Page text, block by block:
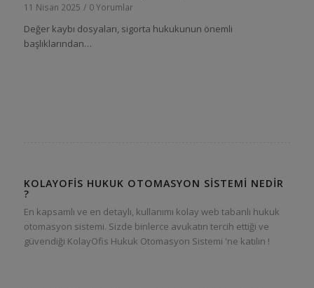
11 Nisan 2025 / 0 Yorumlar
Değer kaybı dosyaları, sigorta hukukunun önemli
başlıklarından…
KOLAYOFIS HUKUK OTOMASYON SISTEMI NEDIR
?
En kapsamlı ve en detaylı, kullanımı kolay web tabanlı hukuk
otomasyon sistemi. Sizde binlerce avukatın tercih ettiği ve
güvendiği KolayOfis Hukuk Otomasyon Sistemi 'ne katılın !